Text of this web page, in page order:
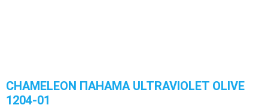
CHAMELEON ПАНАМА ULTRAVIOLET OLIVE
1204-01